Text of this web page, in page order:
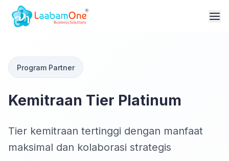
Program Partner
Kemitraan Tier Platinum
Tier kemitraan tertinggi dengan manfaat
maksimal dan kolaborasi strategis